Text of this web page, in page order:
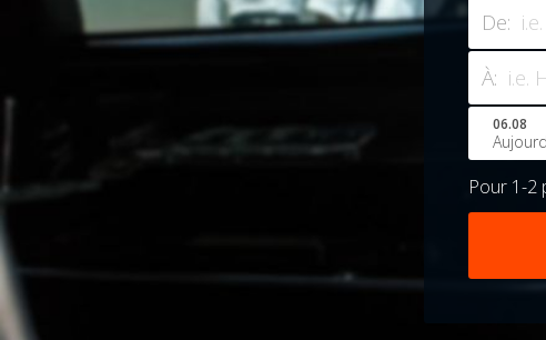
De:
À:
06.08
Pour 1-2